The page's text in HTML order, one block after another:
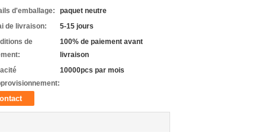
d'emballage:
paquet neutre
de livraison:
5-15 jours
de
100% de paiement avant
livraison
10000pcs par mois